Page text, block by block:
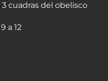
cuadras del obelisco
a 12